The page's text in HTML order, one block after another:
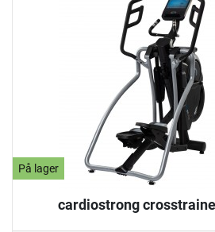
På lager
cardiostrong